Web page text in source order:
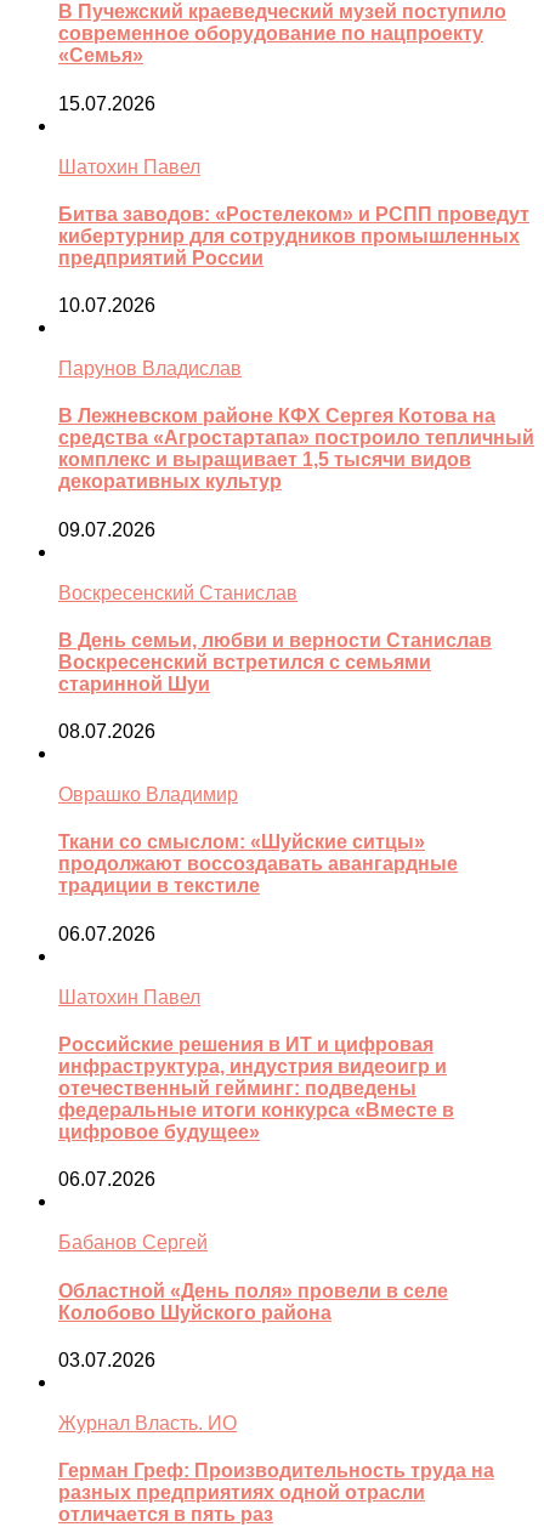
В Пучежский краеведческий музей поступило
современное оборудование по нацпроекту
«Семья»
15.07.2026
Шатохин Павел
Битва заводов: «Ростелеком» и РСПП проведут
кибертурнир для сотрудников промышленных
предприятий России
10.07.2026
Парунов Владислав
В Лежневском районе КФХ Сергея Котова на
средства «Агростартапа» построило тепличный
комплекс и выращивает 1,5 тысячи видов
декоративных культур
09.07.2026
Воскресенский Станислав
В День семьи, любви и верности Станислав
Воскресенский встретился с семьями
старинной Шуи
08.07.2026
Оврашко Владимир
Ткани со смыслом: «Шуйские ситцы»
продолжают воссоздавать авангардные
традиции в текстиле
06.07.2026
Шатохин Павел
Российские решения в ИТ и цифровая
инфраструктура, индустрия видеоигр и
отечественный гейминг: подведены
федеральные итоги конкурса «Вместе в
цифровое будущее»
06.07.2026
Бабанов Сергей
Областной «День поля» провели в селе
Колобово Шуйского района
03.07.2026
Журнал Власть. ИО
Герман Греф: Производительность труда на
разных предприятиях одной отрасли
отличается в пять раз